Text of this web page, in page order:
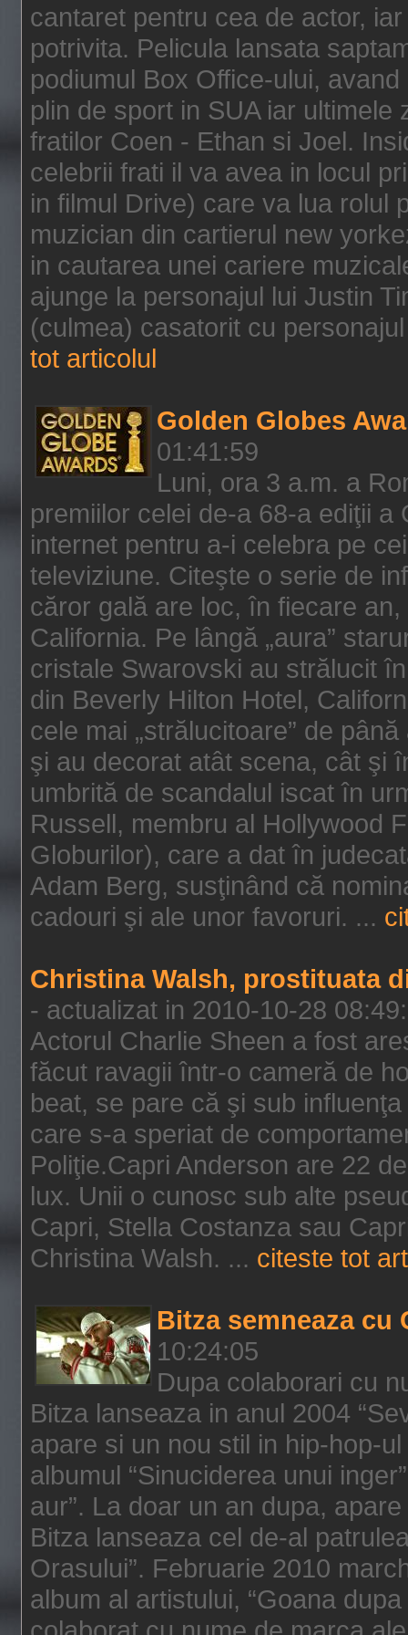
cantaret pentru cea de actor,
potrivita. Pelicula lansata
podiumul Box Office-ului,
plin de sport in SUA iar
fratilor Coen - Ethan si Joel.
celebrii frati il va avea in locul
in filmul Drive) care va lua rolul
muzician din cartierul new
in cautarea unei cariere
ajunge la personajul lui Justin
(culmea) casatorit cu
tot articolul
Golden Globes
01:41:59
Luni, ora 3 a.m. a
premiilor celei de-a 68-a ediţii
internet pentru a-i celebra pe
televiziune. Citeşte o serie de
căror gală are loc, în fiecare
California. Pe lângă „aura”
cristale Swarovski au strălucit
din Beverly Hilton Hotel,
cele mai „strălucitoare” de
şi au decorat atât scena, cât şi
umbrită de scandalul iscat în
Russell, membru al Hollywood
Globurilor), care a dat în
Adam Berg, susţinând că
cadouri şi ale unor favoruri. ...
Christina Walsh, prostituata
- actualizat in 2010-10-28
Actorul Charlie Sheen a fost
făcut ravagii într-o cameră de
beat, se pare că şi sub
care s-a speriat de
Poliţie.Capri Anderson are 22
lux. Unii o cunosc sub alte
Capri, Stella Costanza sau
Christina Walsh. ... citeste tot
Bitza semneaza cu
10:24:05
Dupa colaborari cu
Bitza lanseaza in anul 2004
apare si un nou stil in hip-hop-
albumul “Sinuciderea unui
aur”. La doar un an dupa,
Bitza lanseaza cel de-al
Orasului”. Februarie 2010
album al artistului, “Goana